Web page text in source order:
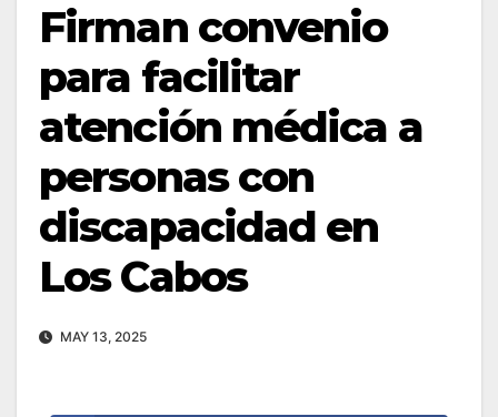
Firman convenio
para facilitar
atención médica a
personas con
discapacidad en
Los Cabos
MAY 13, 2025